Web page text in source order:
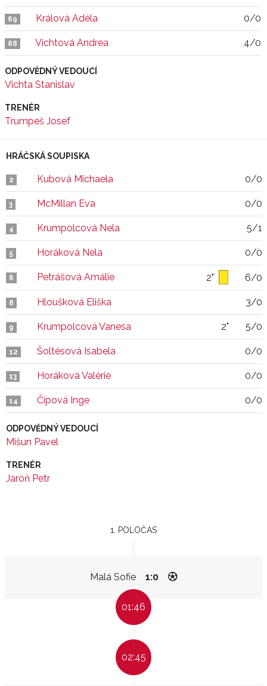
69 Králová Adéla 0/0
88 Vichtová Andrea 4/0
ODPOVĚDNÝ VEDOUCÍ
Vichta Stanislav
TRENÉR
Trumpeš Josef
HRÁČSKÁ SOUPISKA
2 Kubová Michaela 0/0
3 McMillan Eva 0/0
4 Krumpolcová Nela 5/1
5 Horáková Nela 0/0
6 Petrášová Amálie 2" 6/0
8 Hloušková Eliška 3/0
9 Krumpolcová Vanesa 2" 5/0
12 Šoltésová Isabela 0/0
13 Horáková Valérie 0/0
14 Čípová Inge 0/0
ODPOVĚDNÝ VEDOUCÍ
Mišun Pavel
TRENÉR
Jaroň Petr
1. POLOČAS
Malá Sofie 1:0
01:46
02:45